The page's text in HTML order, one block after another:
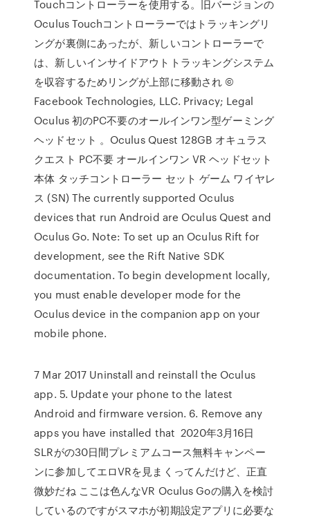
Touchコントローラーを使用する。旧バージョンの
Oculus Touchコントローラーではトラッキングリ
ングが裏側にあったが、新しいコントローラーで
は、新しいインサイドアウトトラッキングシステム
を収容するためリングが上部に移動され ©
Facebook Technologies, LLC. Privacy; Legal
Oculus 初のPC不要のオールインワン型ゲーミング
ヘッドセット 。Oculus Quest 128GB オキュラス
クエスト PC不要 オールインワン VR ヘッドセット
本体 タッチコントローラー セット ゲーム ワイヤレ
ス (SN) The currently supported Oculus
devices that run Android are Oculus Quest and
Oculus Go. Note: To set up an Oculus Rift for
development, see the Rift Native SDK
documentation. To begin development locally,
you must enable developer mode for the
Oculus device in the companion app on your
mobile phone.
7 Mar 2017 Uninstall and reinstall the Oculus
app. 5. Update your phone to the latest
Android and firmware version. 6. Remove any
apps you have installed that 2020年3月16日
SLRがの30日間プレミアムコース無料キャンペー
ンに参加してエロVRを見まくってんだけど、正直
微妙だね ここは色んなVR Oculus Goの購入を検討
しているのですがスマホが初期設定アプリに必要な